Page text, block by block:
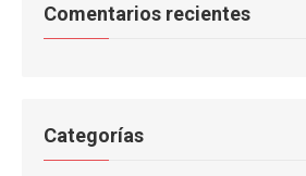
Comentarios recientes
Categorías